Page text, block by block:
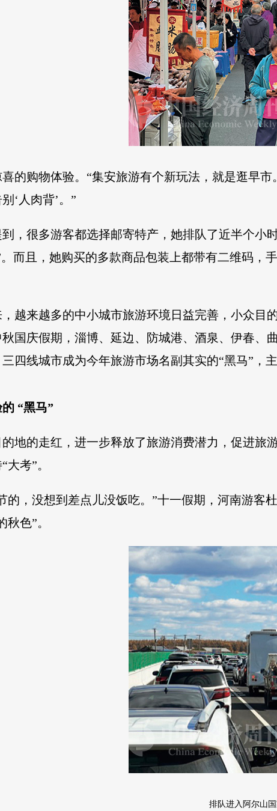
的购物体验。“集安旅游有个新玩法，就是逛早
‘人肉背’。”
到，很多游客都选择邮寄特产，她排队了近半个小
而且，她购买的多款商品包装上都带有二维码，
越来越多的中小城市旅游环境日益完善，小众目
国庆假期，淄博、延边、防城港、酒泉、伊春、
四线城市成为今年旅游市场名副其实的“黑马”，
“黑马”
地的走红，进一步释放了旅游消费潜力，促进旅
大考”。
的，没想到差点儿没饭吃。”十一假期，河南游客
秋色”。
排队进入阿尔山